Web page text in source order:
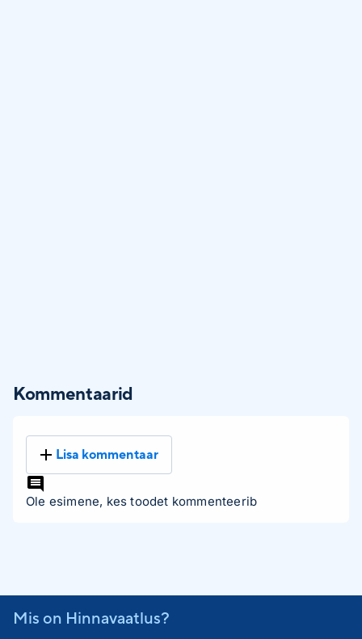
Kommentaarid
Lisa kommentaar
Ole esimene, kes toodet kommenteerib
Mis on Hinnavaatlus?